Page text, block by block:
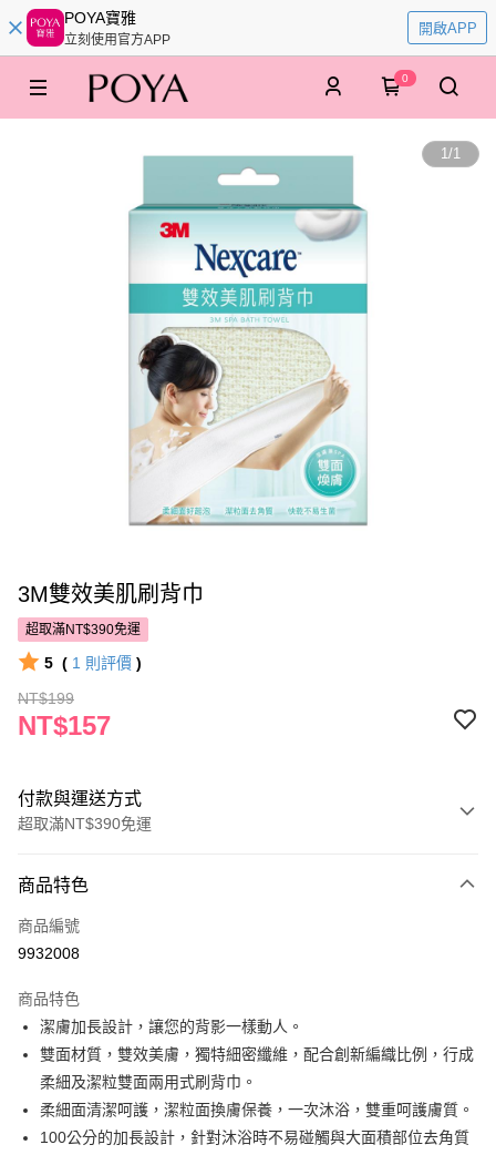
POYA寶雅
立刻使用官方APP
開啟APP
0
1/1
3M雙效美肌刷背巾
超取滿NT$390免運
5 ( 1 則評價 )
NT$199
NT$157
付款與運送方式
超取滿NT$390免運
POYA支付
信用卡一次付款
LINE Pay
Apple Pay
街口支付
悠遊付
商品特色
商品編號
9932008
商品特色
潔膚加長設計，讓您的背影一樣動人。
雙面材質，雙效美膚，獨特細密纖維，配合創新編織比例，行成
柔細及潔粒雙面兩用式刷背巾。
柔細面清潔呵護，潔粒面換膚保養，一次沐浴，雙重呵護膚質。
100公分的加長設計，針對沐浴時不易碰觸與大面積部位去角質